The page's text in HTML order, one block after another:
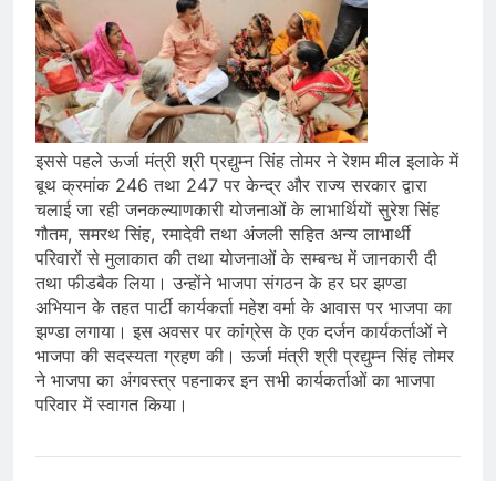
इससे पहले ऊर्जा मंत्री श्री प्रद्युम्न सिंह तोमर ने रेशम मील इलाके में
बूथ क्रमांक 246 तथा 247 पर केन्द्र और राज्य सरकार द्वारा
चलाई जा रही जनकल्याणकारी योजनाओं के लाभार्थियों सुरेश सिंह
गौतम, समरथ सिंह, रमादेवी तथा अंजली सहित अन्य लाभार्थी
परिवारों से मुलाकात की तथा योजनाओं के सम्बन्ध में जानकारी दी
तथा फीडबैक लिया। उन्होंने भाजपा संगठन के हर घर झण्डा
अभियान के तहत पार्टी कार्यकर्ता महेश वर्मा के आवास पर भाजपा का
झण्डा लगाया। इस अवसर पर कांग्रेस के एक दर्जन कार्यकर्ताओं ने
भाजपा की सदस्यता ग्रहण की। ऊर्जा मंत्री श्री प्रद्युम्न सिंह तोमर
ने भाजपा का अंगवस्त्र पहनाकर इन सभी कार्यकर्ताओं का भाजपा
परिवार में स्वागत किया।